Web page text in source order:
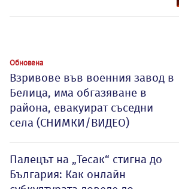
Обновена
Взривове във военния завод в
Белица, има обгазяване в
района, евакуират съседни
села (СНИМКИ/ВИДЕО)
Палецът на „Тесак“ стигна до
България: Как онлайн